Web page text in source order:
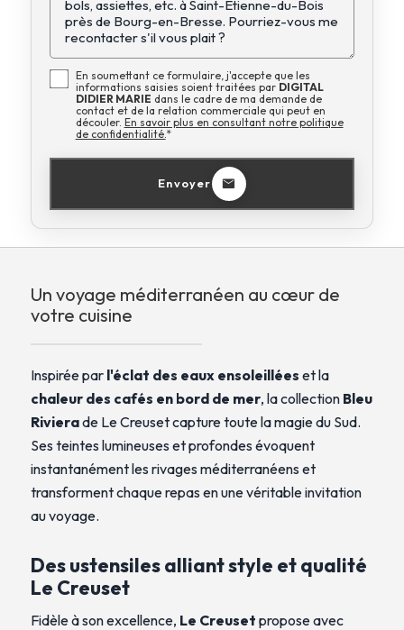
En soumettant ce formulaire, j'accepte que les
informations saisies soient traitées par DIGITAL
DIDIER MARIE dans le cadre de ma demande de
contact et de la relation commerciale qui peut en
découler. En savoir plus en consultant notre politique
de confidentialité. *
Envoyer
Un voyage méditerranéen au cœur de
votre cuisine
Inspirée par l'éclat des eaux ensoleillées et la
chaleur des cafés en bord de mer, la collection Bleu
Rivierade Le Creuset capture toute la magie du Sud.
Ses teintes lumineuses et profondes évoquent
instantanément les rivages méditerranéens et
transforment chaque repas en une véritable invitation
au voyage.
Des ustensiles alliant style et qualité
Le Creuset
Fidèle à son excellence, Le Creuset propose avec